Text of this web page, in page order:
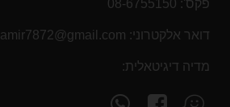
פקס': 08-6755150
דואר אלקטרוני: ‫amir7872@gmail.com‬
מדיה דיגיטאלית:
מצא
עקוב